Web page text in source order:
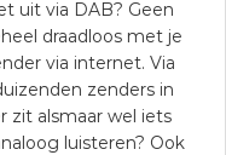
uit via DAB? Geen
draadloos met je
via internet. Via
zenders in
zit alsmaar wel iets
luisteren? Ook